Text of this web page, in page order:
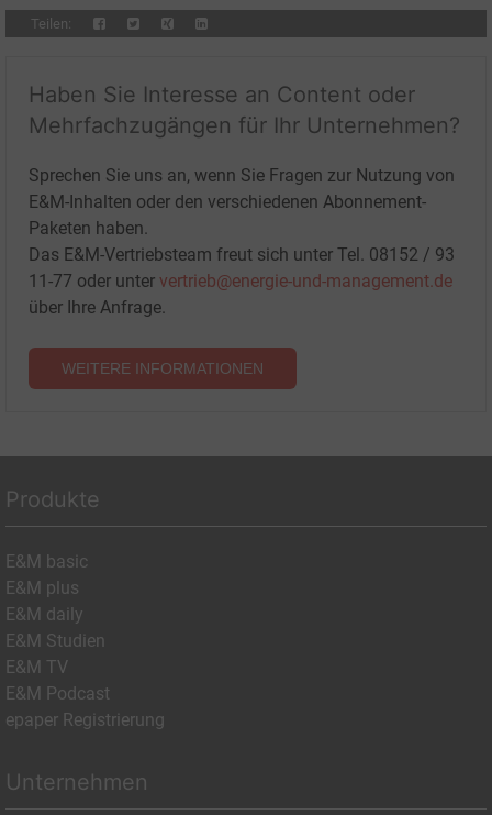
Teilen:
Haben Sie Interesse an Content oder
Mehrfachzugängen für Ihr Unternehmen?
Sprechen Sie uns an, wenn Sie Fragen zur Nutzung von
E&M-Inhalten oder den verschiedenen Abonnement-
Paketen haben.
Das E&M-Vertriebsteam freut sich unter Tel. 08152 / 93
11-77 oder unter vertrieb@energie-und-management.de
über Ihre Anfrage.
WEITERE INFORMATIONEN
Produkte
E&M basic
E&M plus
E&M daily
E&M Studien
E&M TV
E&M Podcast
epaper Registrierung
Unternehmen